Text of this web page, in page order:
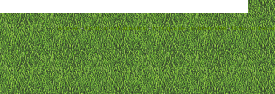
Accueil-Conditions d'utilisation-Politique de confidentialité-Nous contacter